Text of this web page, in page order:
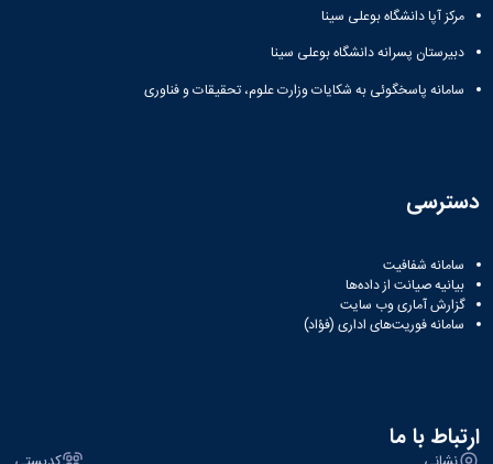
مرکز آپا دانشگاه بوعلی سینا
دبیرستان پسرانه دانشگاه بوعلی سینا
سامانه پاسخگوئی به شکایات وزارت علوم، تحقیقات و فناوری
دسترسی
سامانه شفافیت
بیانیه صیانت از داده‌ها
گزارش آماری وب‌ سایت
سامانه فوریت‌های اداری (فؤاد)
ارتباط با ما